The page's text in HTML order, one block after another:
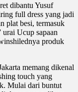
dibantu Yusuf
full dress yang jadi
plat besi, termasuk
Ucup sapaan
produk
memang dikenal
touch yang
Mulai dari buntut